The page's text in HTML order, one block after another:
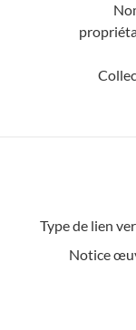
Type de lien
Notice